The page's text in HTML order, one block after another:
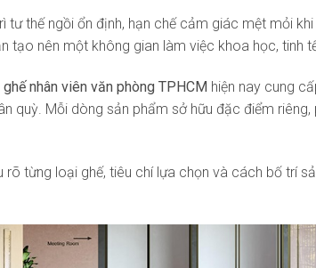
tư thế ngồi ổn định, hạn chế cảm giác mệt mỏi
tạo nên một không gian làm việc khoa học, tinh
ghế nhân viên văn phòng TPHCM hiện nay cung
quỳ. Mỗi dòng sản phẩm sở hữu đặc điểm
rõ từng loại ghế, tiêu chí lựa chọn và cách bố trí